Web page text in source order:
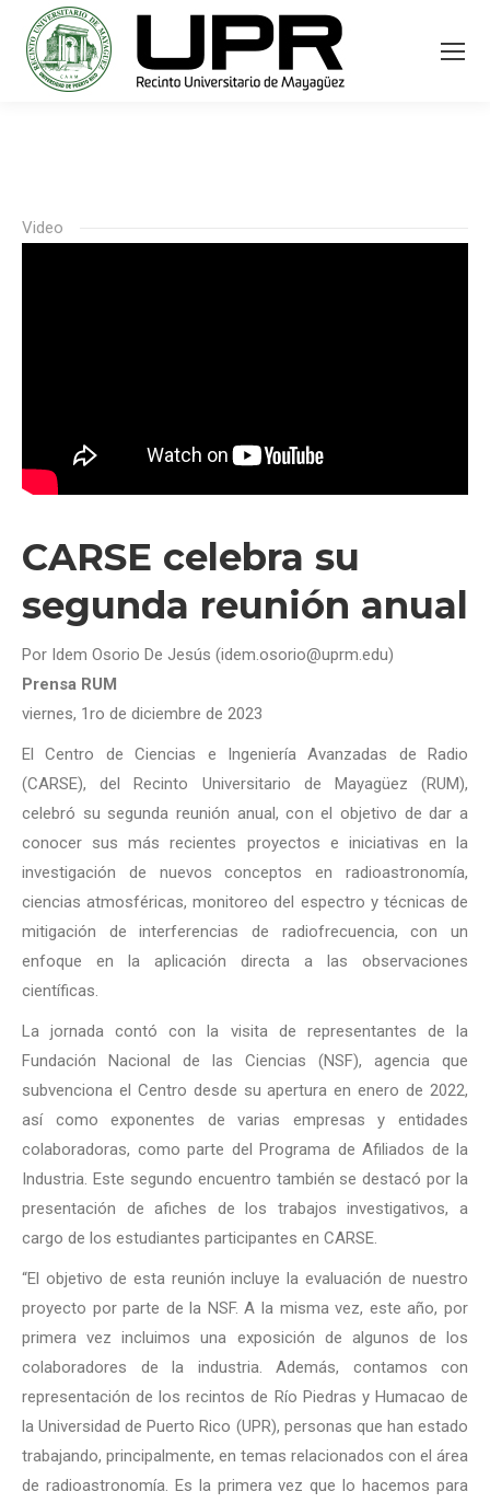
Video
CARSE celebra su
segunda reunión anual
Por Idem Osorio De Jesús (idem.osorio@uprm.edu)
Prensa RUM
viernes, 1ro de diciembre de 2023
El Centro de Ciencias e Ingeniería Avanzadas de Radio
(CARSE), del Recinto Universitario de Mayagüez (RUM),
celebró su segunda reunión anual, con el objetivo de dar a
conocer sus más recientes proyectos e iniciativas en la
investigación de nuevos conceptos en radioastronomía,
ciencias atmosféricas, monitoreo del espectro y técnicas de
mitigación de interferencias de radiofrecuencia, con un
enfoque en la aplicación directa a las observaciones
científicas.
La jornada contó con la visita de representantes de la
Fundación Nacional de las Ciencias (NSF), agencia que
subvenciona el Centro desde su apertura en enero de 2022,
así como exponentes de varias empresas y entidades
colaboradoras, como parte del Programa de Afiliados de la
Industria. Este segundo encuentro también se destacó por la
presentación de afiches de los trabajos investigativos, a
cargo de los estudiantes participantes en CARSE.
“El objetivo de esta reunión incluye la evaluación de nuestro
proyecto por parte de la NSF. A la misma vez, este año, por
primera vez incluimos una exposición de algunos de los
colaboradores de la industria. Además, contamos con
representación de los recintos de Río Piedras y Humacao de
la Universidad de Puerto Rico (UPR), personas que han estado
trabajando, principalmente, en temas relacionados con el área
de radioastronomía. Es la primera vez que lo hacemos para